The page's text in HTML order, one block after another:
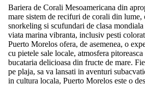
Bariera de Corali Mesoamericana din
mare sistem de recifuri de corali din
snorkeling si scufundari de clasa
viata marina vibranta, inclusiv pesti
Puerto Morelos ofera, de asemenea, o
cu pietele sale locale, atmosfera
bucataria delicioasa din fructe de mare.
pe plaja, sa va lansati in aventuri
in cultura locala, Puerto Morelos este o